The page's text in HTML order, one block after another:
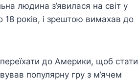
людина з’явилася на світ у
18 років, і зрештою вимахав до
до Америки, щоб стати
популярну гру з м’ячем